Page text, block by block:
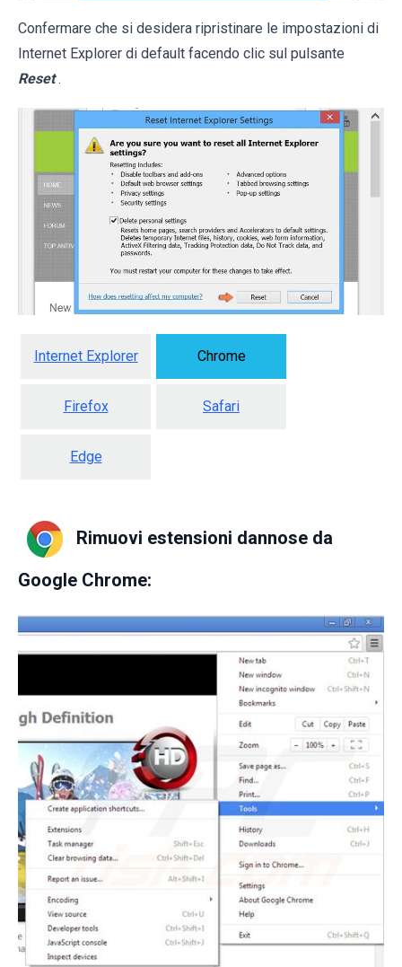
Confermare che si desidera ripristinare le impostazioni di
Internet Explorer di default facendo clic sul pulsante
Reset .
Internet Explorer Chrome
Firefox Safari
Edge
Rimuovi estensioni dannose da
Google Chrome: